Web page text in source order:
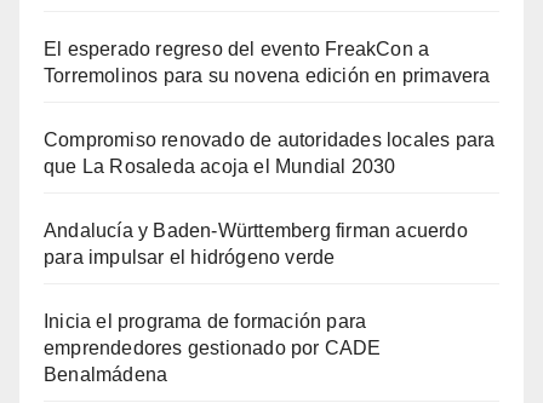
El esperado regreso del evento FreakCon a
Torremolinos para su novena edición en primavera
Compromiso renovado de autoridades locales para
que La Rosaleda acoja el Mundial 2030
Andalucía y Baden-Württemberg firman acuerdo
para impulsar el hidrógeno verde
Inicia el programa de formación para
emprendedores gestionado por CADE
Benalmádena